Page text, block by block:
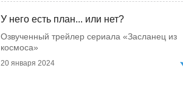
У него есть план... или нет?
Озвученный трейлер сериала «Засланец из
космоса»
20 января 2024